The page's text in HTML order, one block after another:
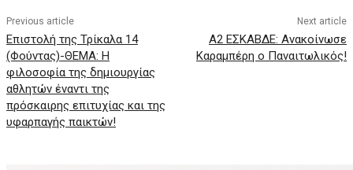
Previous article
Eπιστολή της Τρίκαλα 14
(Φούντας)-ΘΕΜΑ: Η
φιλοσοφία της δημιουργίας
αθλητών έναντι της
πρόσκαιρης επιτυχίας και της
υφαρπαγής παικτών!
Next article
Α2 ΕΣΚΑΒΔΕ: Ανακοίνωσε
Καραμπέρη ο Παναιτωλικός!